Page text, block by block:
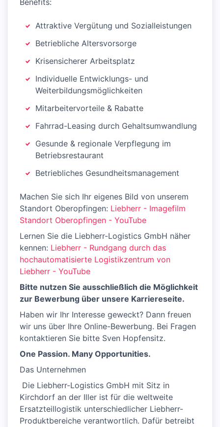
Benefits:
Attraktive Vergütung und Sozialleistungen
Betriebliche Altersvorsorge
Krisensicherer Arbeitsplatz
Individuelle Entwicklungs- und
Weiterbildungsmöglichkeiten
Mitarbeitervorteile & Rabatte
Fahrrad-Leasing durch Gehaltsumwandlung
Gesunde & regionale Verpflegung im
Betriebsrestaurant
Betriebliches Gesundheitsmanagement
Machen Sie sich Ihr eigenes Bild von unserem
Standort Oberopfingen: Liebherr - Imagefilm
Standort Oberopfingen - YouTube
Lernen Sie die Liebherr-Logistics GmbH näher
kennen: Liebherr - Rundgang durch das
hochautomatisierte Logistikzentrum von
Liebherr - YouTube
Bitte nutzen Sie ausschließlich die Möglichkeit
zur Bewerbung über unsere Karriereseite.
Haben wir Ihr Interesse geweckt? Dann freuen
wir uns über Ihre Online-Bewerbung. Bei Fragen
kontaktieren Sie bitte Sven Hopfensitz.
One Passion. Many Opportunities.
Das Unternehmen
​ Die Liebherr-Logistics GmbH mit Sitz in
Kirchdorf an der Iller ist für die weltweite
Ersatzteillogistik unterschiedlicher Liebherr-
Produktbereiche verantwortlich. Dafür betreibt